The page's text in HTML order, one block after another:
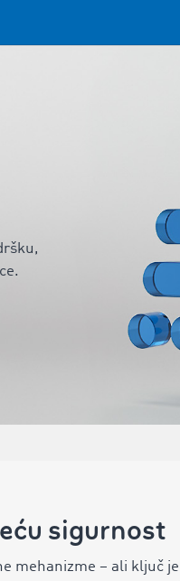
sigurnost
mehanizme – ali ključ